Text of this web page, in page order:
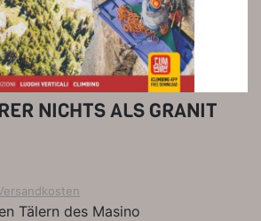
NICHTS ALS GRANIT
Tälern des Masino